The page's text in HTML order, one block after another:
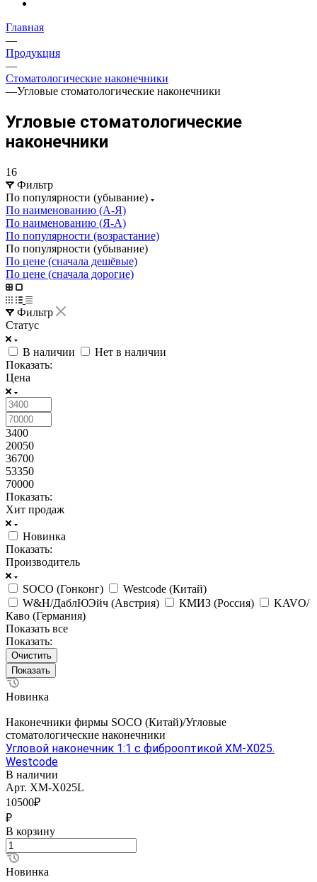
Главная
—
Продукция
—
Стоматологические наконечники
—Угловые стоматологические наконечники
Угловые стоматологические
наконечники
16
Фильтр
По популярности (убывание)
По наименованию (А-Я)
По наименованию (Я-А)
По популярности (возрастание)
По популярности (убывание)
По цене (сначала дешёвые)
По цене (сначала дорогие)
Фильтр
Статус
В наличии
Нет в наличии
Показать:
Цена
3400
20050
36700
53350
70000
Показать:
Хит продаж
Новинка
Показать:
Производитель
SOCO (Гонконг)
Westcode (Китай)
W&H/ДаблЮЭйч (Австрия)
КМИЗ (Россия)
KAVO/
Каво (Германия)
Показать все
Показать:
Очистить
Новинка
Наконечники фирмы SOCO (Китай)/Угловые
стоматологические наконечники
Угловой наконечник 1:1 с фиброоптикой XM-X025.
Westcode
В наличии
Арт. XM-X025L
10500₽
₽
В корзину
Новинка